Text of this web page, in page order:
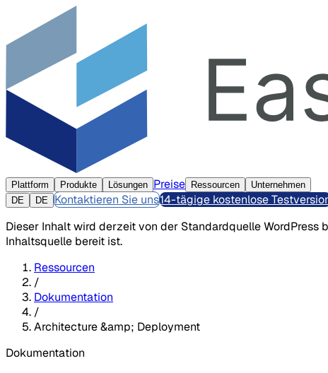
Plattform Produkte Lösungen Preise Ressourcen
Unternehmen
DE
DE Kontaktieren Sie uns14-tägige kostenlose
Dieser Inhalt wird derzeit von der Standardquelle
Inhaltsquelle bereit ist.
Ressourcen
/
Dokumentation
/
Architecture &amp; Deployment
Dokumentation